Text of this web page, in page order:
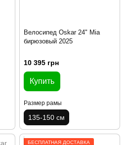
Велосипед Oskar 24" Mia
бирюзовый 2025
10 395 грн
Купить
Размер рамы
135-150 см
БЕСПЛАТНАЯ ДОСТАВКА